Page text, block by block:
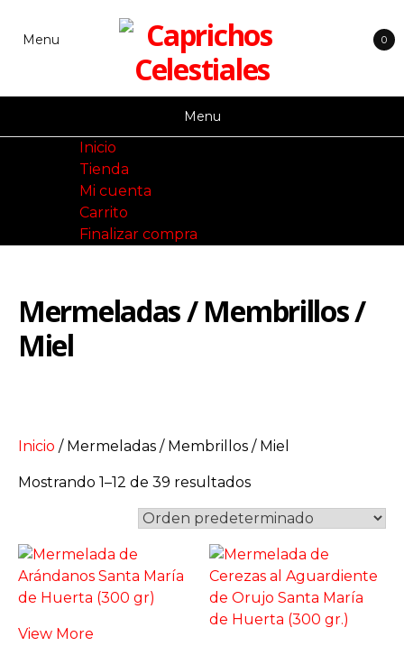
Menu 0
Menu
Inicio
Tienda
Mi cuenta
Carrito
Finalizar compra
Mermeladas / Membrillos /
Miel
Inicio / Mermeladas / Membrillos / Miel
Mostrando 1–12 de 39 resultados
View More